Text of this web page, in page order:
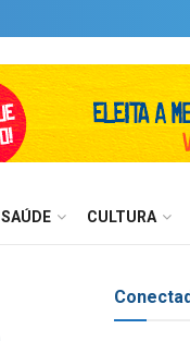
SAÚDE CULTURA